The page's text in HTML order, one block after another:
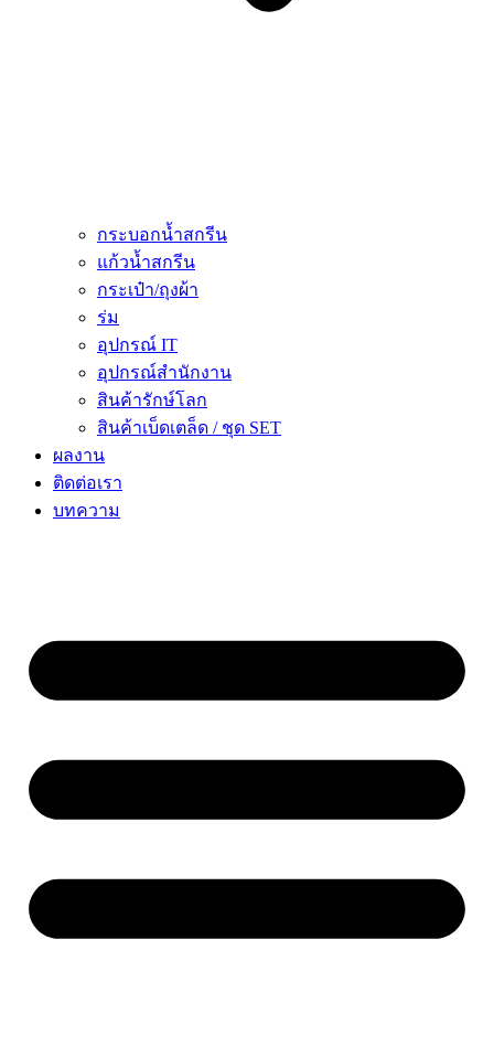
กระบอกน้ำสกรีน
แก้วน้ำสกรีน
กระเป๋า/ถุงผ้า
ร่ม
อุปกรณ์ IT
อุปกรณ์สำนักงาน
สินค้ารักษ์โลก
สินค้าเบ็ดเตล็ด / ชุด SET
ผลงาน
ติดต่อเรา
บทความ